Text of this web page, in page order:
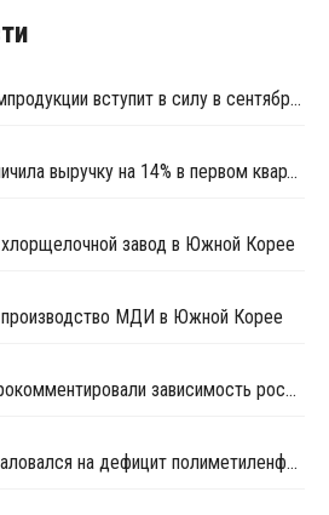
Новый регламент по химпродукции вступит в силу в сентябре 2027 года
Mitsubishi Chemical увеличила выручку на 14% в первом квартале японского финансового года
хлорщелочной завод в Южной Корее
производство МДИ в Южной Корее
В НПП "Полипластик" прокомментировали зависимость российской нефтехимии от Китая
Российский бизнес пожаловался на дефицит полиметиленфенилизоцианата